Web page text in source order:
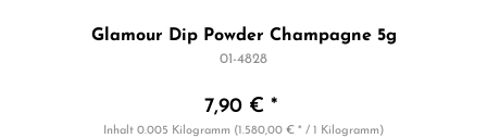
Glamour Dip Powder Champagne 5g
01-4828
7,90 € *
Inhalt0.005 Kilogramm (1.580,00 € * / 1 Kilogramm)